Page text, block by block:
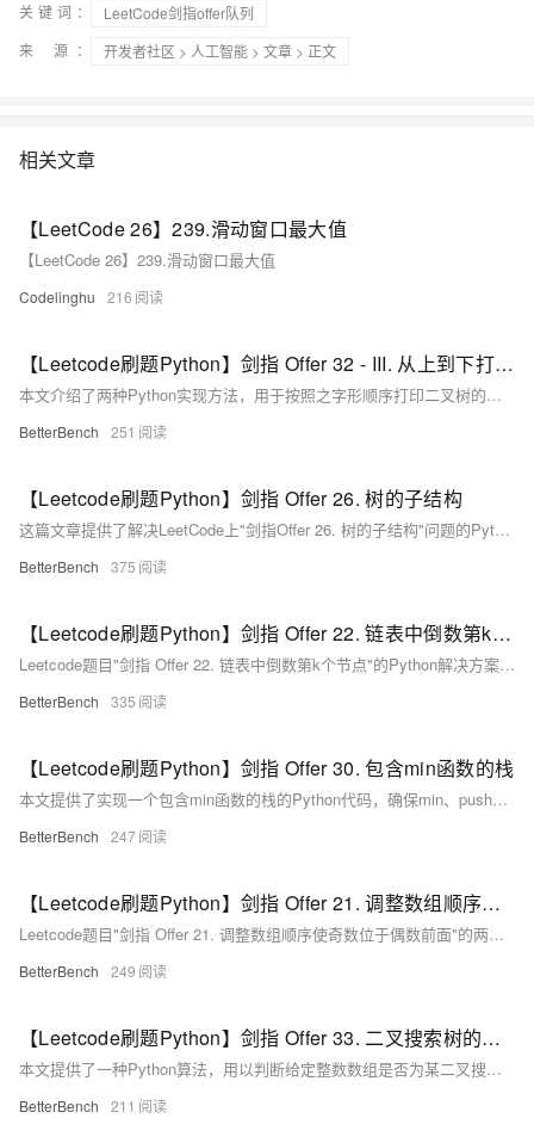
关键词：
LeetCode剑指offer队列
来 源：
开发者社区 > 人工智能 > 文章 > 正文
相关文章
【LeetCode 26】239.滑动窗口最大值
【LeetCode 26】239.滑动窗口最大值
Codelinghu 216
【Leetcode刷题Python】剑指 Offer 32 - III. 从上到下打印二叉树 III
本文介绍了两种Python实现方法，用于按照之字形顺序打印二叉树的层次遍历结果，实现了在奇数层正序、偶数层反序打印节点的功能。
BetterBench 251
【Leetcode刷题Python】剑指 Offer 26. 树的子结构
这篇文章提供了解决LeetCode上"剑指Offer 26. 树的子结构"问题的Python代码实现和解析，判断一棵树B是否是另一棵树A的子结构。
BetterBench 375
【Leetcode刷题Python】剑指 Offer 22. 链表中倒数第k个节点
Leetcode题目"剑指 Offer 22. 链表中倒数第k个节点"的Python解决方案，使用双指针法找到并返回链表中倒数第k个节点。
BetterBench 335
【Leetcode刷题Python】剑指 Offer 30. 包含min函数的栈
本文提供了实现一个包含min函数的栈的Python代码，确保min、push和pop操作的时间复杂度为O(1)。
BetterBench 247
【Leetcode刷题Python】剑指 Offer 21. 调整数组顺序使奇数位于偶数前面
Leetcode题目"剑指 Offer 21. 调整数组顺序使奇数位于偶数前面"的两种Python解决方案，一种是使用双端队列调整数组顺序，另一种是使用双指针法将奇数移到数组前半部分，偶数移到后半部分。
BetterBench 249
【Leetcode刷题Python】剑指 Offer 33. 二叉搜索树的后序遍历序列
本文提供了一种Python算法，用以判断给定整数数组是否为某二叉搜索树的后序遍历结果，通过识别根节点并递归验证左右子树的值是否满足二叉搜索树的性质。
BetterBench 211